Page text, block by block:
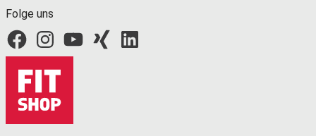
Folge uns
Fitshop bei YouTube